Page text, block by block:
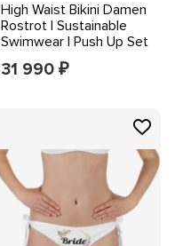
High Waist Bikini Damen
Rostrot | Sustainable
Swimwear | Push Up Set
Bademode
31 990 ₽